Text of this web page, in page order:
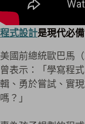
程式設計是現代必
美國前總統歐巴馬
曾表示：「學寫程
輯、勇於嘗試、實
嗎？」